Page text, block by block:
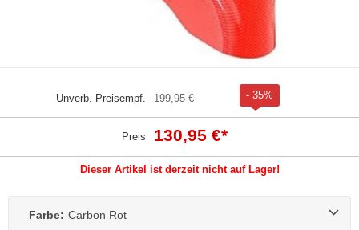
Unverb. Preisempf. 199,95 € - 35%
Preis 130,95 €*
Dieser Artikel ist derzeit nicht auf Lager!
Farbe: Carbon Rot